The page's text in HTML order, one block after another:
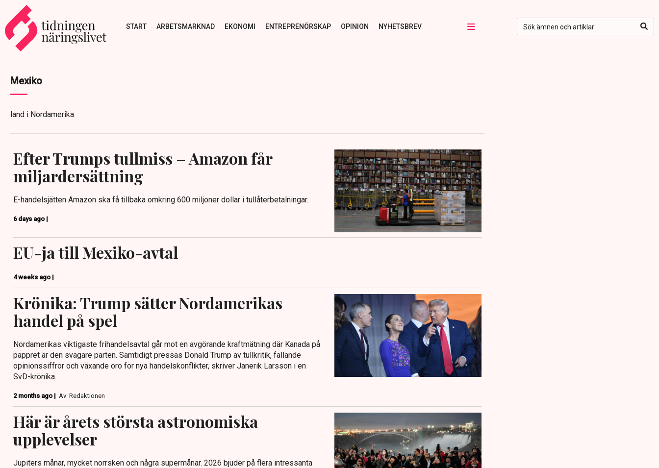
START ARBETSMARKNAD EKONOMI ENTREPRENÖRSKAP OPINION NYHETSBREV
Mexiko
land i Nordamerika
Efter Trumps tullmiss – Amazon får
miljardersättning
E-handelsjätten Amazon ska få tillbaka omkring 600 miljoner dollar i tullåterbetalningar.
6 days ago |
EU-ja till Mexiko-avtal
4 weeks ago |
Krönika: Trump sätter Nordamerikas
handel på spel
Nordamerikas viktigaste frihandelsavtal går mot en avgörande kraftmätning där Kanada på
pappret är den svagare parten. Samtidigt pressas Donald Trump av tullkritik, fallande
opinionssiffror och växande oro för nya handelskonflikter, skriver Janerik Larsson i en
SvD-krönika.
2 months ago | Av: Redaktionen
Här är årets största astronomiska
upplevelser
Jupiters månar, mycket norrsken och några supermånar. 2026 bjuder på flera intressanta